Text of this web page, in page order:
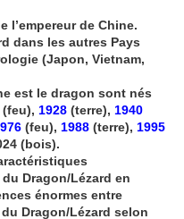
l’empereur de Chine.
dans les autres Pays
(Japon, Vietnam,
est le dragon sont nés
(feu), 1928 (terre), 1940
(feu), 1988 (terre), 1995
(bois).
Dragon/Lézard en
énormes entre
Dragon/Lézard selon